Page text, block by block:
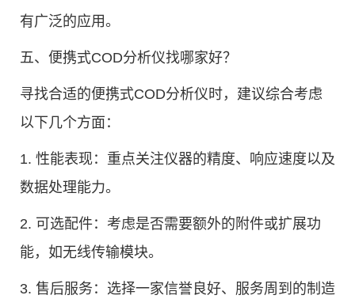
有广泛的应用。
五、便携式COD分析仪找哪家好？
寻找合适的便携式COD分析仪时，建议综合考虑
以下几个方面：
1. 性能表现：重点关注仪器的精度、响应速度以及
数据处理能力。
2. 可选配件：考虑是否需要额外的附件或扩展功
能，如无线传输模块。
3. 售后服务：选择一家信誉良好、服务周到的制造